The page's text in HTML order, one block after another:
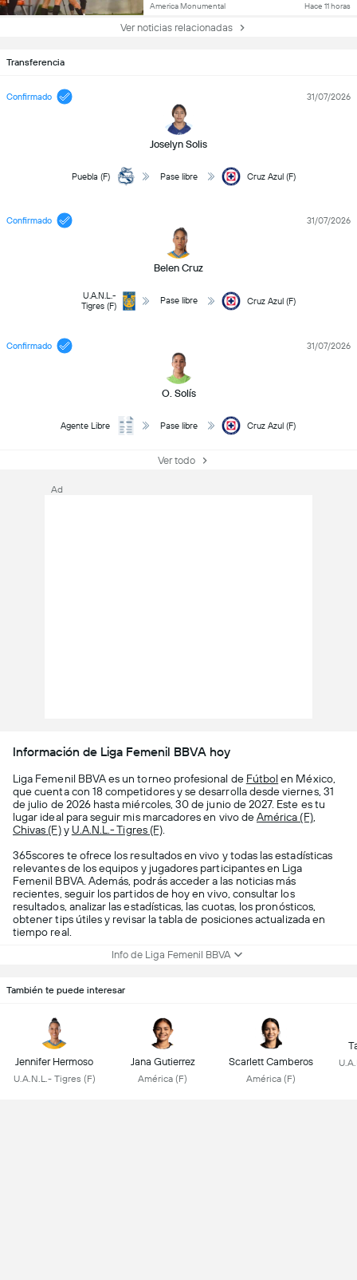
America Monumental Hace 11 horas
Ver noticias relacionadas
Transferencia
Confirmado
Joselyn Solis
31/07/2026
Puebla (F) Pase libre Cruz Azul (F)
Confirmado
Belen Cruz
31/07/2026
U.A.N.L.-
Tigres (F)
Pase libre Cruz Azul (F)
Confirmado
O. Solís
31/07/2026
Agente Libre Pase libre Cruz Azul (F)
Ver todo
Ad
Información de Liga Femenil BBVA hoy
Liga Femenil BBVA es un torneo profesional de Fútbol en México,
que cuenta con 18 competidores y se desarrolla desde viernes, 31
de julio de 2026 hasta miércoles, 30 de junio de 2027. Este es tu
lugar ideal para seguir mis marcadores en vivo deAmérica (F),
Chivas (F)y U.A.N.L.- Tigres (F)
365scores te ofrece los resultados en vivo y todas las estadísticas
relevantes de los equipos y jugadores participantes en Liga
Femenil BBVA. Además, podrás acceder a las noticias más
recientes, seguir los partidos de hoy en vivo, consultar los
resultados, analizar las estadísticas, las cuotas, los pronósticos,
obtener tips útiles y revisar la tabla de posiciones actualizada en
tiempo real.
Info de Liga Femenil BBVA
También te puede interesar
Jennifer Hermoso
U.A.N.L.- Tigres (F)
Jana Gutierrez
América (F)
Scarlett Camberos
América (F)